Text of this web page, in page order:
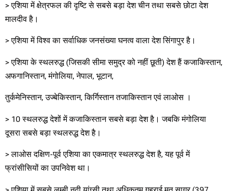
> एशिया में क्षेत्रफल की दृष्टि से सबसे बड़ा देश चीन तथा सबसे छोटा देश
मालदीव है।
> एशिया में विश्व का सर्वाधिक जनसंख्या घनत्व वाला देश सिंगापुर है।
> एशिया के स्थलरुद्ध (जिसकी सीमा समुद्र को नहीं छूती) देश हैं कजाकिस्तान,
अफगानिस्तान, मंगोलिया, नेपाल, भूटान,
तुर्कमेनिस्तान, उज्बेकिस्तान, किर्गिस्तान तजाकिस्तान एवं लाओस ।
> 10 स्थलरुद्ध देशों में कजाकिस्तान सबसे बड़ा देश है। जबकि मंगोलिया
दूसरा सबसे बड़ा स्थलरुद्ध देश है।
> लाओस दक्षिण-पूर्व एशिया का एकमात्र स्थलरुद्ध देश है, यह पूर्व में
फ्रांसीसियों का उपनिवेश था।